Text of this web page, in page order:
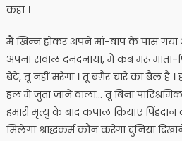
कहा ।
मैं खिन्न होकर अपने मां-बाप के पास
अपना सवाल दनदनाया, मैं कब मरूं माता-
बेटे, तू नहीं मरेगा । तू बग़ैर चारे का बैल
हल में जुता जाने वाला… तू बिना
हमारी मृत्यु के बाद कपाल क्रियाए
मिलेगा श्राद्धकर्म कौन करेगा दुनिया